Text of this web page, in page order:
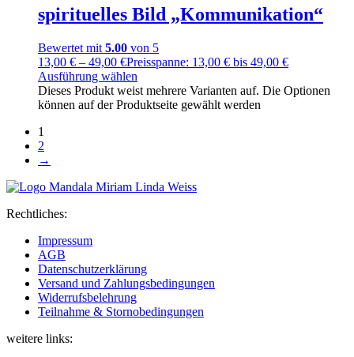
spirituelles Bild „Kommunikation“
Bewertet mit 5.00 von 5
13,00 € – 49,00 €Preisspanne: 13,00 € bis 49,00 €
Ausführung wählen
Dieses Produkt weist mehrere Varianten auf. Die Optionen
können auf der Produktseite gewählt werden
1
2
→
Rechtliches:
Impressum
AGB
Datenschutzerklärung
Versand und Zahlungsbedingungen
Widerrufsbelehrung
Teilnahme & Stornobedingungen
weitere links: